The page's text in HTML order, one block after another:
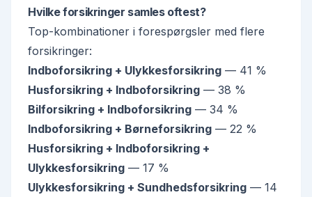
Hvilke forsikringer samles oftest?
Top-kombinationer i forespørgsler med flere
forsikringer:
Indboforsikring + Ulykkesforsikring — 41 %
Husforsikring + Indboforsikring — 38 %
Bilforsikring + Indboforsikring — 34 %
Indboforsikring + Børneforsikring — 22 %
Husforsikring + Indboforsikring +
Ulykkesforsikring — 17 %
Ulykkesforsikring + Sundhedsforsikring — 14